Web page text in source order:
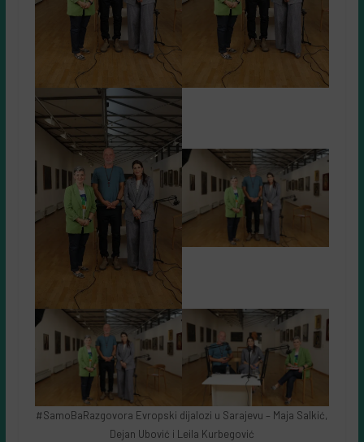
#SamoBaRazgovora Evropski dijalozi u Sarajevu – Maja Salkić,
Dejan Ubović i Leila Kurbegović